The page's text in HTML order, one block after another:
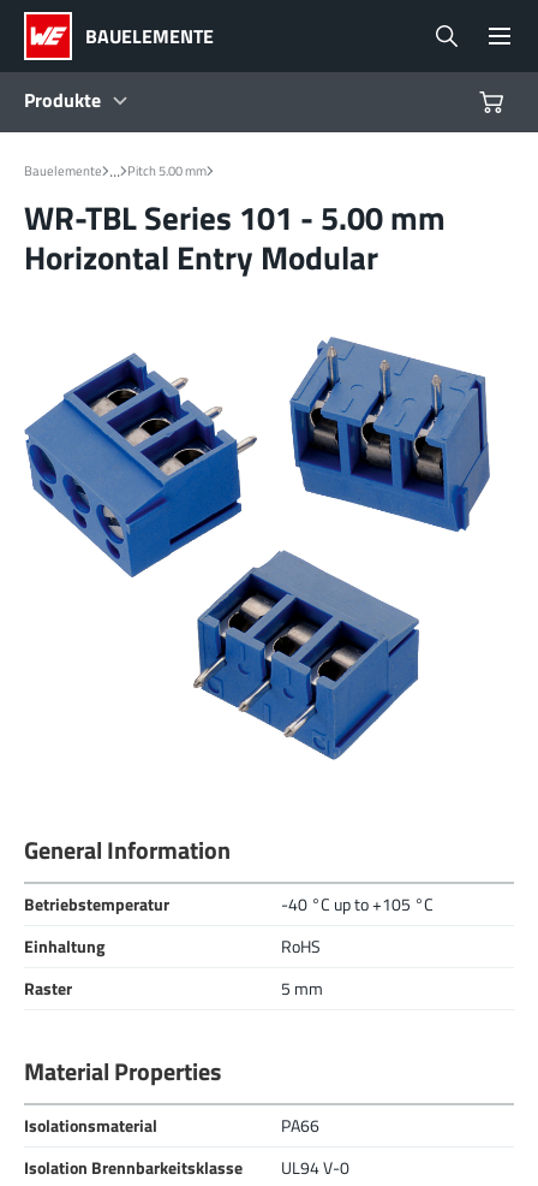
BAUELEMENTE
Produkte
Produkte
Referenzdesigns
Branchen
Design Kits
Bauelemente ... Pitch 5.00 mm
WR-TBL Series 101 - 5.00 mm
Horizontal Entry Modular
General Information
Betriebstemperatur
-40 °C up to +105 °C
Einhaltung
RoHS
Raster
5 mm
Material Properties
Isolationsmaterial
PA66
Isolation Brennbarkeitsklasse
UL94 V-0